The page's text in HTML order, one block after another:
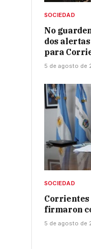
SOCIEDAD
No
dos
para
5 de agosto de
SOCIEDAD
firmaron
5 de agosto de